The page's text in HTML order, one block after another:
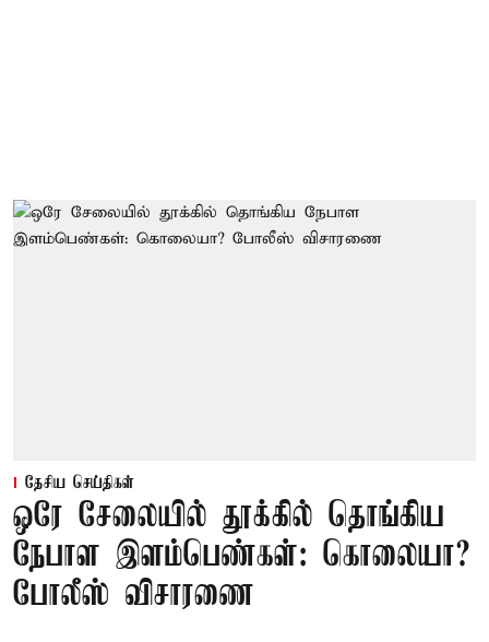
தேசிய செய்திகள்
ஒரே சேலையில் தூக்கில் தொங்கிய
நேபாள இளம்பெண்கள்: கொலையா?
போலீஸ் விசாரணை